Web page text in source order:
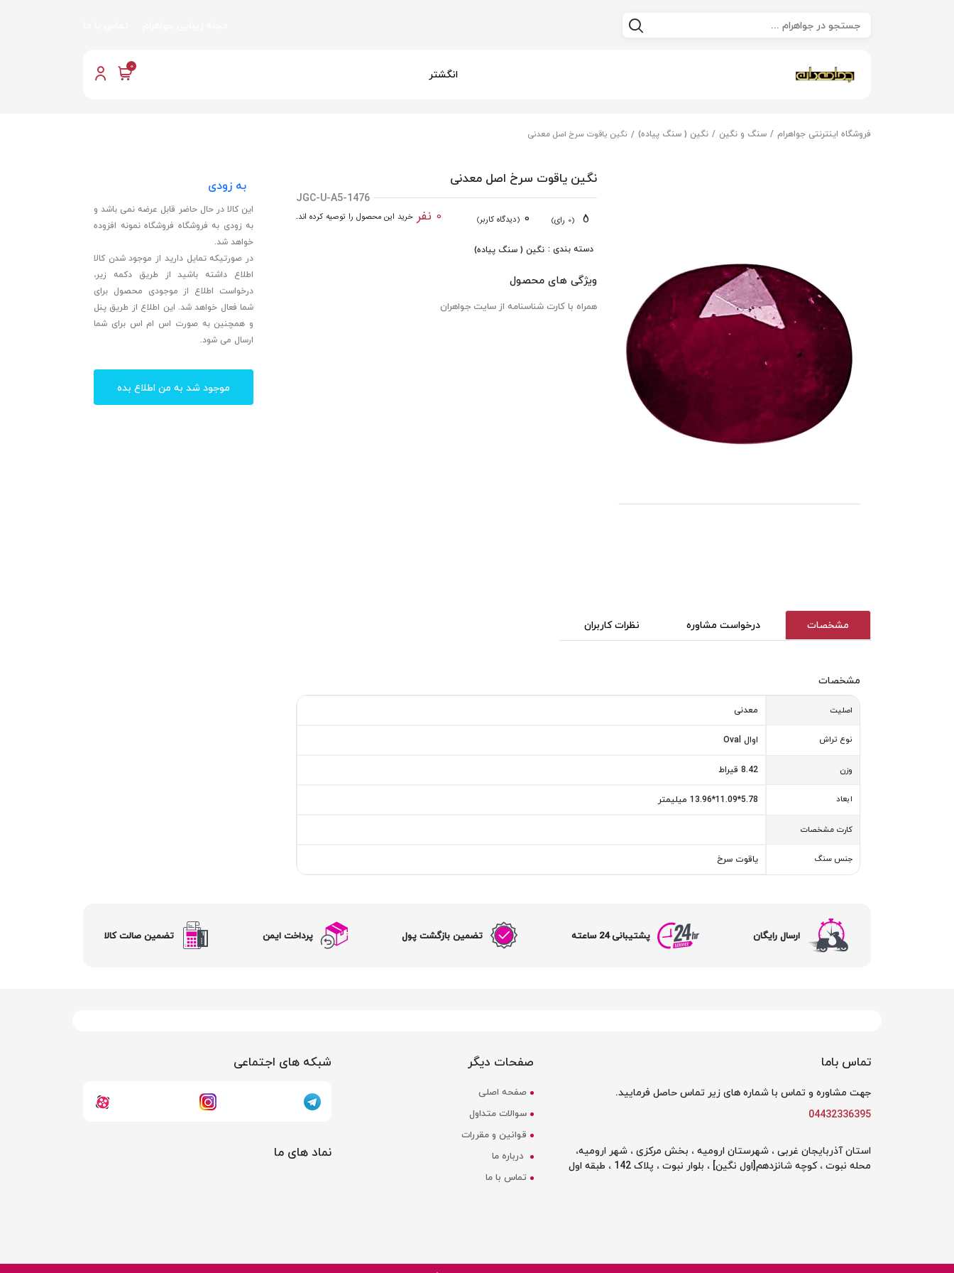
انگشتر 0
فروشگاه اینترنتی جواهرام سنگ و نگین نگین ( سنگ پیاده) نگین یاقوت سرخ اصل معدنی
نگین یاقوت سرخ اصل معدنی
JGC-U-A5-1476
(0 رای) 0 (دیدگاه کاربر) 0 نفر خرید این محصول را توصیه کرده اند.
دسته بندی : نگین ( سنگ پیاده)
ویژگی های محصول
همراه با کارت شناسنامه از سایت جواهران
مشخصات درخواست مشاوره نظرات کاربران
مشخصات
اصلیت معدنی
نوع تراش اوال Oval
وزن 8.42 قیراط
ابعاد 5.78*11.09*13.96 میلیمتر
کارت مشخصات
جنس سنگ یاقوت سرخ
به زودی
این کالا در حال حاضر قابل عرضه نمی باشد و
به زودی به فروشگاه فروشگاه نمونه افزوده
خواهد شد.
در صورتیکه تمایل دارید از موجود شدن کالا
اطلاع داشته باشید از طریق دکمه زیر،
درخواست اطلاع از موجودی محصول برای
شما فعال خواهد شد. این اطلاع از طریق پنل
و همچنین به صورت اس ام اس برای شما
ارسال می شود.
موجود شد به من اطلاع بده
ارسال رایگان پشتیبانی 24 ساعته تضمین بازگشت پول پرداخت ایمن تضمین صالت کالا
تماس باما
جهت مشاوره و تماس با شماره های زیر تماس حاصل فرمایید.
04432336395
استان آذربایجان غربی ، شهرستان ارومیه ، بخش مرکزی ، شهر ارومیه،
محله نبوت ، کوچه شانزدهم[اول نگین] ، بلوار نبوت ، پلاک 142 ، طبقه اول
صفحات دیگر
صفحه اصلی
سوالات متداول
قوانین و مقررات
درباره ما
تماس با ما
شبکه های اجتماعی
نماد های ما